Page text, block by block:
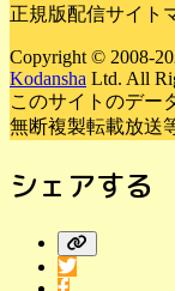
正規版配信サイト
Copyright © 2008-
Kodansha Ltd. All
このサイトのデー
無断複製転載放送
シェアする